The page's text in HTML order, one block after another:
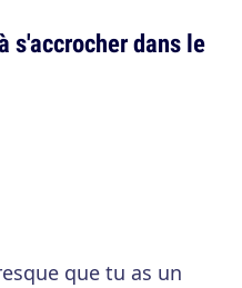
s'accrocher dans le
que tu as un